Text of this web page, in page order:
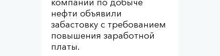
компаний по добыче
нефти объявили
забастовку с требованием
повышения заработной
платы.